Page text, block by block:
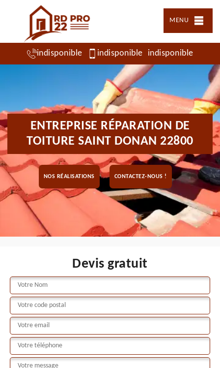
MENU
indisponible indisponible indisponible
ENTREPRISE RÉPARATION DE
TOITURE SAINT DONAN 22800
NOS RÉALISATIONS CONTACTEZ-NOUS !
Devis gratuit